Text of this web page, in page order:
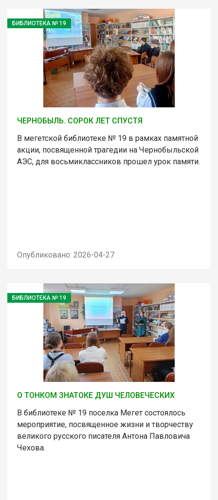
БИБЛИОТЕКА № 19
ЧЕРНОБЫЛЬ. СОРОК ЛЕТ СПУСТЯ
В мегетской библиотеке № 19 в рамках памятной
акции, посвященной трагедии на Чернобыльской
АЭС, для восьмиклассников прошел урок памяти.
Опубликовано: 2026-04-27
БИБЛИОТЕКА № 19
О ТОНКОМ ЗНАТОКЕ ДУШ ЧЕЛОВЕЧЕСКИХ
В библиотеке № 19 поселка Мегет состоялось
мероприятие, посвященное жизни и творчеству
великого русского писателя Антона Павловича
Чехова.